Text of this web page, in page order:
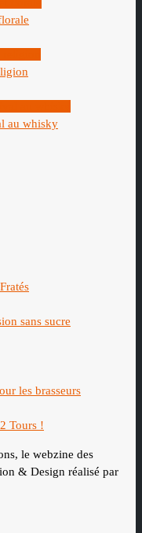
au whisky
sans sucre
les brasseurs
Tours !
le webzine des
& Design réalisé par